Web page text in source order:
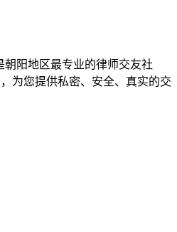
朝阳地区最专业的律师交友社
为您提供私密、安全、真实的交